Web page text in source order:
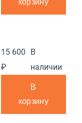
корзину
15 600
₽
В
наличии
В
корзину